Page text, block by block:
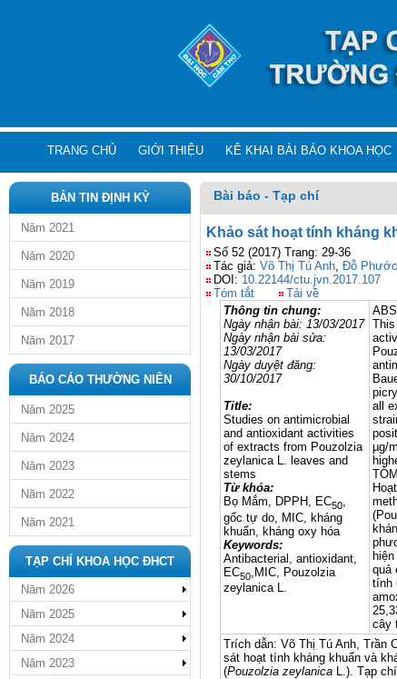
TRANG CHỦ GIỚI THIỆU KÊ KHAI BÀI BÁO KHOA HỌC
BẢN TIN ĐỊNH KỲ
Năm 2021
Năm 2020
Năm 2019
Năm 2018
Năm 2017
BÁO CÁO THƯỜNG NIÊN
Năm 2025
Năm 2024
Năm 2023
Năm 2022
Năm 2021
TẠP CHÍ KHOA HỌC ĐHCT
Năm 2026
Năm 2025
Năm 2024
Năm 2023
Bài báo - Tạp chí
Khảo sát hoạt tính kháng
Số 52 (2017) Trang: 29-36
Tác giả: Võ Thị Tú Anh, Đỗ
DOI: 10.22144/ctu.jvn.2017.107
Tóm tắt
Tải về
Thông tin chung:
Ngày nhận bài: 13/03/2017
Ngày nhận bài sửa:
13/03/2017
Ngày duyệt đăng:
30/10/2017
Title:
Studies on antimicrobial
and antioxidant activities
of extracts from Pouzolzia
zeylanica L. leaves and
stems
Từ khóa:
Bọ Mắm, DPPH, EC50,
gốc tự do, MIC, kháng
khuẩn, kháng oxy hóa
Keywords:
Antibacterial, antioxidant,
EC50 ,MIC, Pouzolzia
zeylanica L.
all
µg/
quả
tính
cây
Trích dẫn: Võ Thị Tú Anh, Trần
sát hoạt tính kháng khuẩn và
(Pouzolzia zeylanica L.). Tạp